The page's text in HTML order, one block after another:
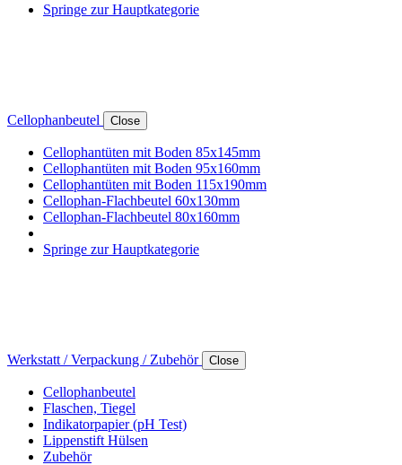
Springe zur Hauptkategorie
Cellophanbeutel Close
Cellophantüten mit Boden 85x145mm
Cellophantüten mit Boden 95x160mm
Cellophantüten mit Boden 115x190mm
Cellophan-Flachbeutel 60x130mm
Cellophan-Flachbeutel 80x160mm
Springe zur Hauptkategorie
Werkstatt / Verpackung / Zubehör Close
Cellophanbeutel
Flaschen, Tiegel
Indikatorpapier (pH Test)
Lippenstift Hülsen
Zubehör